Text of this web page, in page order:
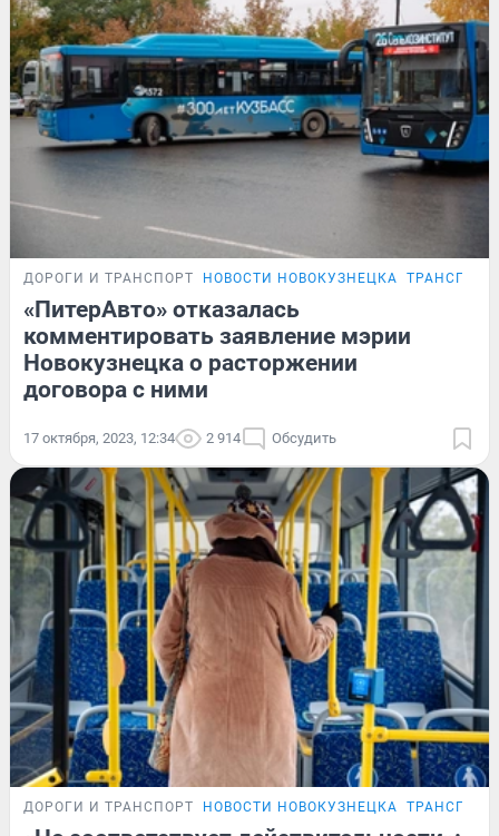
ДОРОГИ И ТРАНСПОРТ НОВОСТИ НОВОКУЗНЕЦКА
«ПитерАвто» отказалась
комментировать заявление мэрии
Новокузнецка о расторжении
договора с ними
17 октября, 2023, 12:34 2 914 Обсудить
ДОРОГИ И ТРАНСПОРТ НОВОСТИ НОВОКУЗНЕЦКА